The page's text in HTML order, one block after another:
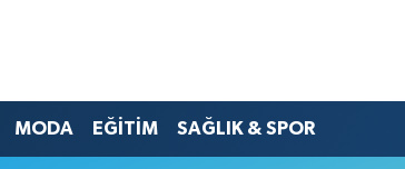
MODA EĞİTİM SAĞLIK & SPOR